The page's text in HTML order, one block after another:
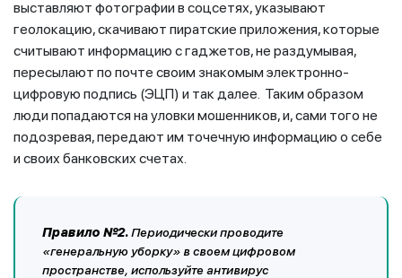
выставляют фотографии в соцсетях, указывают
геолокацию, скачивают пиратские приложения, которые
считывают информацию с гаджетов, не раздумывая,
пересылают по почте своим знакомым электронно-
цифровую подпись (ЭЦП) и так далее. Таким образом
люди попадаются на уловки мошенников, и, сами того не
подозревая, передают им точечную информацию о себе
и своих банковских счетах.
Правило №2.Периодически проводите
«генеральную уборку» в своем цифровом
пространстве, используйте антивирус